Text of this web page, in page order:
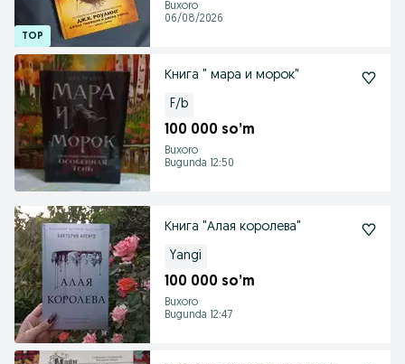
Buxoro
06/08/2026
Книга " мара и морок"
F/b
100 000 so’m
Buxoro
Bugunda 12:50
Книга "Алая королева"
Yangi
100 000 so’m
Buxoro
Bugunda 12:47